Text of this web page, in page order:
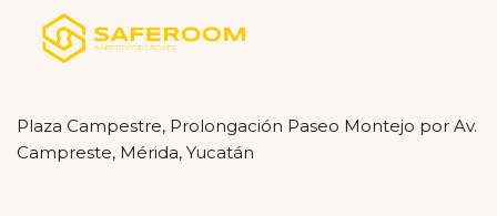
Plaza Campestre, Prolongación Paseo Montejo por Av.
Campreste, Mérida, Yucatán